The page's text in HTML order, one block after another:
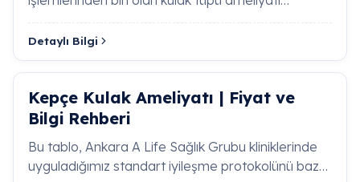
Akut eksternal otit, dış kulak yolu cildinin genellikle
gelişen bakteriyel enfeksiyonudur. Şiddetli kulak
ağrısı, kulak kepçesine dokunmada hassasiyet ve
tıkanıklıkla karakterizedir. Tedavi yönetiminde
kanalının profesyonelce temizlenmesi, topikal
antibiyotikli ve kortikosteroidli damlaların kullanımı
güncel klinik standartlarda başarıyla tercih
lokal inflamasyon hızla kontrol altına alınır.
(ventilasyon tüpü…
Detaylı Bilgi
Kepçe Kulak Ameliyatı | Fiyat ve
Bilgi Rehberi
Bu tablo, Ankara A Life Sağlık Grubu kliniklerinde
uyguladığımız standart iyileşme protokolünü baz